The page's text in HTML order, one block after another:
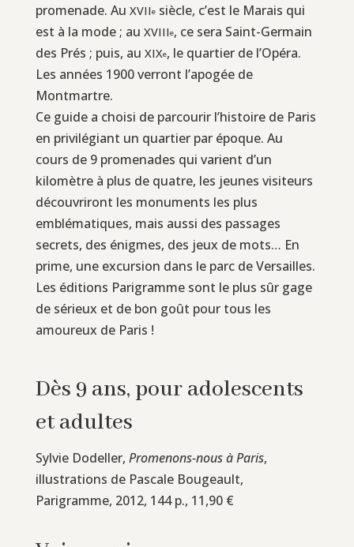
promenade. Au XVIIesiècle, c’est le Marais qui
est à la mode ; au XVIIIe, ce sera Saint-Germain
des Prés ; puis, au XIXe, le quartier de l’Opéra.
Les années 1900 verront l’apogée de
Montmartre.
Ce guide a choisi de parcourir l’histoire de Paris
en privilégiant un quartier par époque. Au
cours de 9 promenades qui varient d’un
kilomètre à plus de quatre, les jeunes visiteurs
découvriront les monuments les plus
emblématiques, mais aussi des passages
secrets, des énigmes, des jeux de mots… En
prime, une excursion dans le parc de Versailles.
Les éditions Parigramme sont le plus sûr gage
de sérieux et de bon goût pour tous les
amoureux de Paris !
Dès 9 ans, pour adolescents
et adultes
Sylvie Dodeller, Promenons-nous à Paris,
illustrations de Pascale Bougeault,
Parigramme, 2012, 144 p., 11,90 €